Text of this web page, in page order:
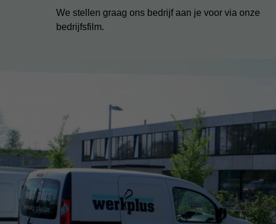
We stellen graag ons bedrijf aan je voor via onze
bedrijfsfilm.